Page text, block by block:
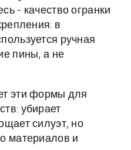
- качество огранки
в
ручная
пины, а не
эти формы для
убирает
силуэт, но
материалов и